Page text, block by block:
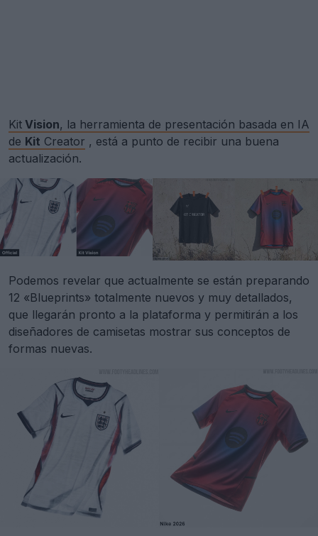
Kit Vision, la herramienta de presentación basada en IA
de Kit Creator , está a punto de recibir una buena
actualización.
Podemos revelar que actualmente se están preparando
12 «Blueprints» totalmente nuevos y muy detallados,
que llegarán pronto a la plataforma y permitirán a los
diseñadores de camisetas mostrar sus conceptos de
formas nuevas.